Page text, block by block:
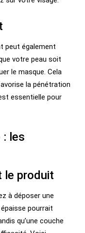
peut également
votre peau soit
le masque. Cela
la pénétration
essentielle pour
: les
le produit
à déposer une
pourrait
qu’une couche